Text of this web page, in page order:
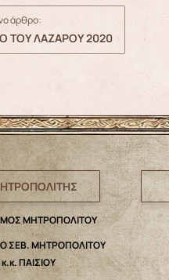
άρθρο:
ΤΟΥ ΛΑΖΑΡΟΥ 2020
ΜΗΤΡΟΠΟΛΙΤΟΥ
ΣΕΒ. ΜΗΤΡΟΠΟΛΙΤΟΥ
κ.κ. ΠΑΙΣΙΟΥ